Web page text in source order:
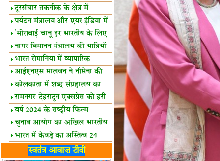
उछाल!
दूरसंचार तकनीक के क्षेत्र में
उत्कृष्टता पुरस्कार
पर्यटन मंत्रालय और एयर इंडिया में
समझौता
'मीराबाई चानू हर भारतीय के लिए
प्रेरणा'
नागर विमानन मंत्रालय की यात्रियों
को सलाह
भारत रोमानिया में व्यापारिक
साझेदारियां
आईएनएस मालवन ने नौसेना की
ताकत बढ़ाई
कोलकाता में शब्द संग्रहालय का
उद्घाटन
रामनगर-देहरादून एक्सप्रेस को हरी
झंडीवर्ष 2024 के राष्ट्रीय फिल्म
पुरस्कारों की घोषणा
चुनाव आयोग का अखिल भारतीय
मीडिया सम्मेलन
भारत में केवड़े का अस्तित्‍व 24
लाख वर्ष!
लखनऊ में 'एक राष्ट्र एक चुनाव'
स्वतंत्र आवाज़ टीवी